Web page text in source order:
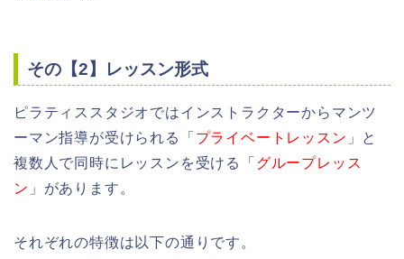
その【2】レッスン形式
ピラティススタジオではインストラクターからマンツ
ーマン指導が受けられる「 プライベートレッスン 」と
複数人で同時にレッスンを受ける「 グループレッス
ン 」があります。
それぞれの特徴は以下の通りです。